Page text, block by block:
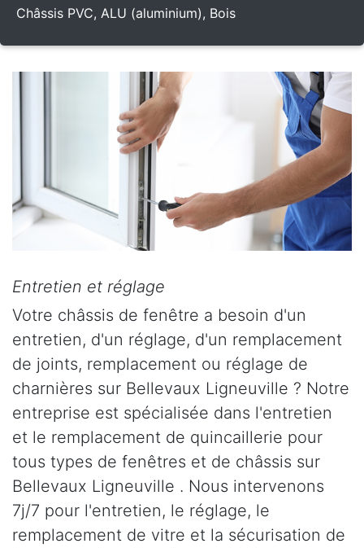
Châssis PVC, ALU (aluminium), Bois
Entretien et réglage
Votre châssis de fenêtre a besoin d'un
entretien, d'un réglage, d'un remplacement
de joints, remplacement ou réglage de
charnières sur Bellevaux Ligneuville ? Notre
entreprise est spécialisée dans l'entretien
et le remplacement de quincaillerie pour
tous types de fenêtres et de châssis sur
Bellevaux Ligneuville . Nous intervenons
7j/7 pour l'entretien, le réglage, le
remplacement de vitre et la sécurisation de